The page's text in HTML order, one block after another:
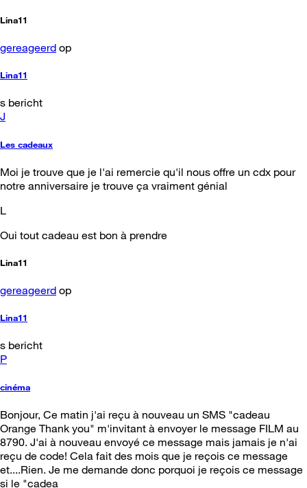
Lina11
gereageerd op
Lina11
s bericht
J
Les cadeaux
Moi je trouve que je l'ai remercie qu'il nous offre un cdx pour
notre anniversaire je trouve ça vraiment génial
L
Oui tout cadeau est bon à prendre
Lina11
gereageerd op
Lina11
s bericht
P
cinéma
Bonjour, Ce matin j'ai reçu à nouveau un SMS "cadeau
Orange Thank you" m'invitant à envoyer le message FILM au
8790. J'ai à nouveau envoyé ce message mais jamais je n'ai
reçu de code! Cela fait des mois que je reçois ce message
et....Rien. Je me demande donc porquoi je reçois ce message
si le "cadea